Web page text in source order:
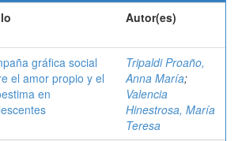
Autor(es)
gráfica social
el amor propio y el
en
Tripaldi Proaño,
Anna María;
Valencia
Hinestrosa, María
Teresa